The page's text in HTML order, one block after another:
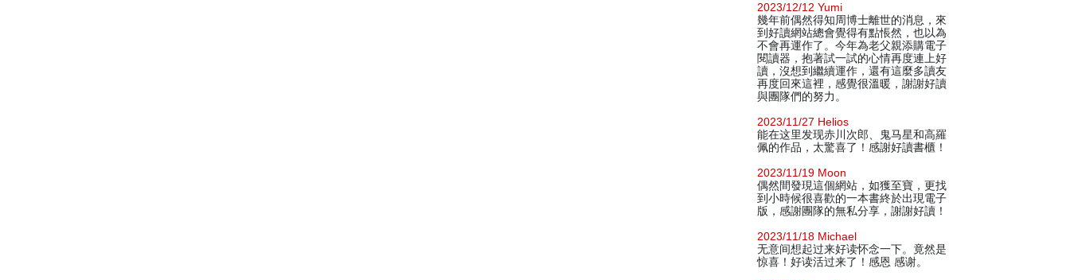
2023/12/12 Yumi
幾年前偶然得知周博士離世的消息，來
到好讀網站總會覺得有點悵然，也以為
不會再運作了。今年為老父親添購電子
閱讀器，抱著試一試的心情再度連上好
讀，沒想到繼續運作，還有這麼多讀友
再度回來這裡，感覺很溫暖，謝謝好讀
與團隊們的努力。
2023/11/27 Helios
能在这里发现赤川次郎、鬼马星和高羅
佩的作品，太驚喜了！感謝好讀書櫃！
2023/11/19 Moon
偶然間發現這個網站，如獲至寶，更找
到小時候很喜歡的一本書終於出現電子
版，感謝團隊的無私分享，謝謝好讀！
2023/11/18 Michael
无意间想起过来好读怀念一下。竟然是
惊喜！好读活过来了！感恩 感谢。